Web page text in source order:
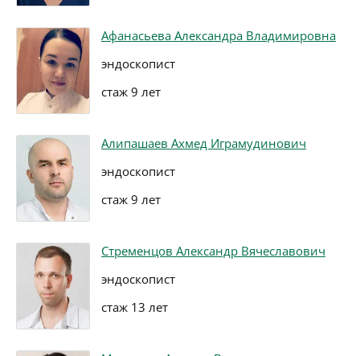
Афанасьева Александра Владимировна
эндоскопист
стаж 9 лет
Алипашаев Ахмед Играмудинович
эндоскопист
стаж 9 лет
Стременцов Александр Вячеславович
эндоскопист
стаж 13 лет